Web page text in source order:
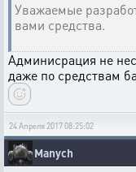
Уважаемые
вами средства.
Админисрация не
даже по средствам
24 Апреля 2017 08:25:02
Manych